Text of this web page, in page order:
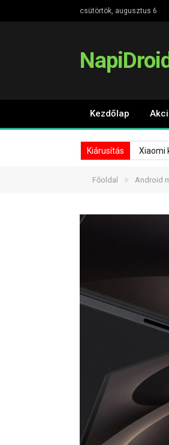
csütörtök, augusztus 6
NapiDroid
Kezdőlap
Kiárusítás Xiaomi
Főoldal » Android